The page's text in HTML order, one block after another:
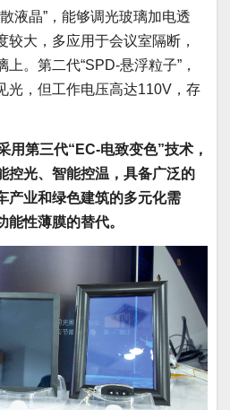
液晶”，能够调光玻璃加电透
较大，多应用于会议室隔断，
。第二代“SPD-悬浮粒子”，
光，但工作电压高达110V，存
用第三代“EC-电致变色”技术，
控光、智能控温，具备广泛的
产业和绿色建筑的多元化需
性薄膜的替代。